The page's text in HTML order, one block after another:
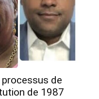
de
de 1987